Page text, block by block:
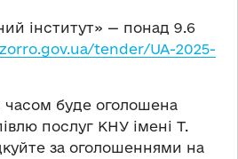
інститут» — понад 9.6
tender/UA-2025-
буде оголошена
послуг КНУ імені Т.
за оголошеннями на